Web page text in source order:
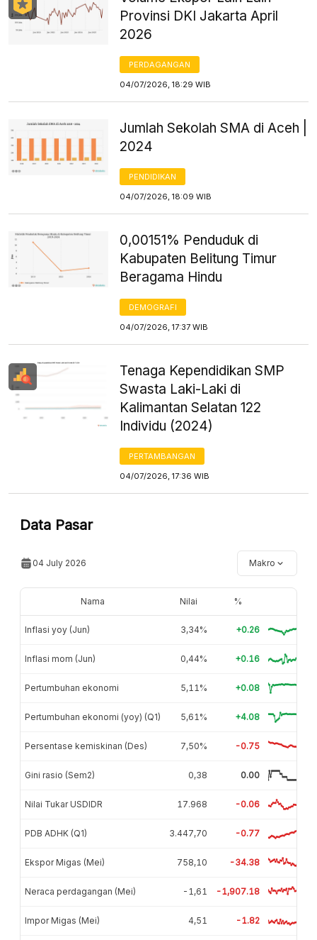
Provinsi DKI Jakarta April
2026
PERDAGANGAN
04/07/2026, 18:29 WIB
Jumlah Sekolah SMA di Aceh |
2024
PENDIDIKAN
04/07/2026, 18:09 WIB
0,00151% Penduduk di
Kabupaten Belitung Timur
Beragama Hindu
DEMOGRAFI
04/07/2026, 17:37 WIB
Tenaga Kependidikan SMP
Swasta Laki-Laki di
Kalimantan Selatan 122
Individu (2024)
PERTAMBANGAN
04/07/2026, 17:36 WIB
Data Pasar
04 July 2026 Makro
Nama Nilai %
Inflasi yoy (Jun) 3,34% +0.26
Inflasi mom (Jun) 0,44% +0.16
Pertumbuhan ekonomi 5,11% +0.08
Pertumbuhan ekonomi (yoy) (Q1) 5,61% +4.08
Persentase kemiskinan (Des) 7,50% -0.75
Gini rasio (Sem2) 0,38 0.00
Nilai Tukar USDIDR 17.968 -0.06
PDB ADHK (Q1) 3.447,70 -0.77
Ekspor Migas (Mei) 758,10 -34.38
Neraca perdagangan (Mei) -1,61 -1,907.18
Impor Migas (Mei) 4,51 -1.82